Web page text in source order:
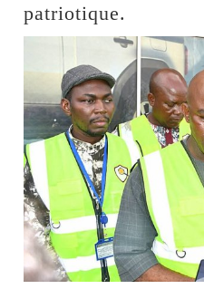
patriotique.